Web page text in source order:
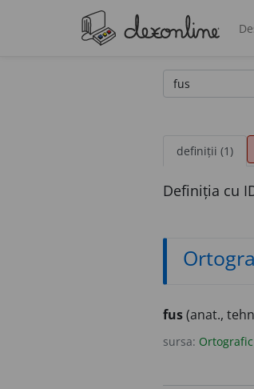
definiții (1)
Definiția cu
fus(anat.,
sursa: